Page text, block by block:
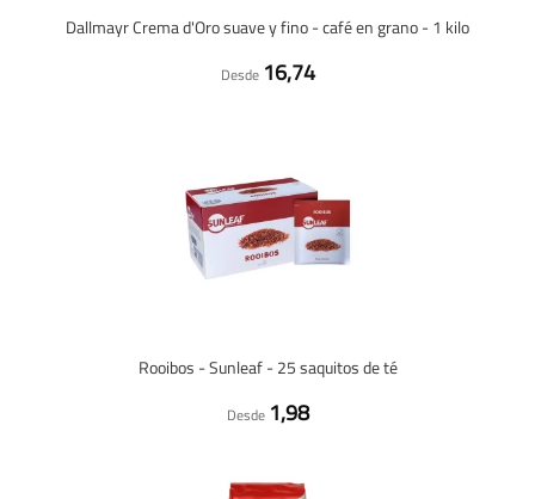
Dallmayr Crema d'Oro suave y fino - café en grano - 1 kilo
Desde 16,74
Rooibos - Sunleaf - 25 saquitos de té
Desde 1,98